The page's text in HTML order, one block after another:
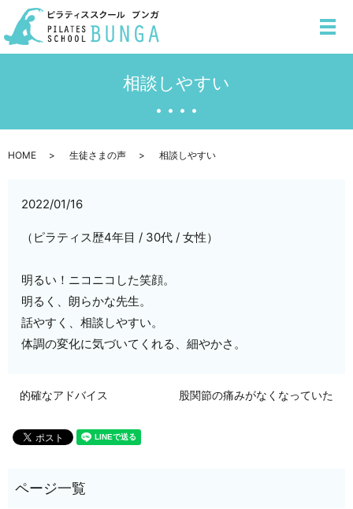
メ
相談しやすい
HOME 生徒さまの声 相談しやすい
2022/01/16
（ピラティス歴4年目 / 30代 / 女性）
明るい！ニコニコした笑顔。
明るく、朗らかな先生。
話やすく、相談しやすい。
体調の変化に気づいてくれる、細やかさ。
的確なアドバイス 股関節の痛みがなくなっていた